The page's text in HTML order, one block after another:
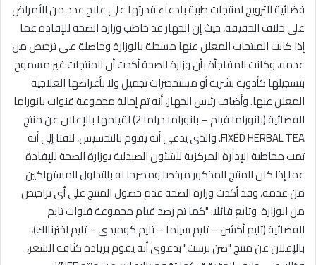
فضائية للترويج لمنتجات طبية بادعاء قدرتها على علاج عدد من الأمراض
على خلاف الحقيقة، حيث إن الجهاز قد خاطب وزارة الصحة للإفادة عما
إذا كانت المنتجات المعلن عنها مسجلة بالوزارة وحاصلة على ترخيص من
عدمه، وكانت المفاجأة بأن وزارة الصحة أكدت أن المنتجات غير مسموح
بتسجيلها كأدوية بشرية أو مستحضرات تجميل ولا بأغراضها العلاجية
المعلن عنها. وأضاف رئيس الجهاز، أنه تم إحالة مجموعة قنوات بانوراما
الفضائية (بانوراما فيلم – بانوراما دراما 2) لقيامها بالإعلان عن منتج
FIXED HERBAL TEA، والذى يدعى أنه يقوم بالتخسيس، لافتا إلى أنه
تمت مخاطبة الإدارة المركزية للشئون الصيدلية بوزارة الصحة للإفادة
عما إذا كان المنتج المذكور مرخصا ومصرحا له بالتداول للمستهلكين
من عدمه، وقد أكدت وزارة الصحة عدم حصول المنتج على أى تراخيص
من الوزارة. وتابع قائلا: "كما تم رصد قيام مجموعة قنوات تايم
الفضائية (تايم أكشن – تايم سينما – تايم كوميدى – تايم اخترنالك)،
بالإعلان عن منتج "صن برست" بدعوى أنه يقوم بزيادة كثافة الشعر،